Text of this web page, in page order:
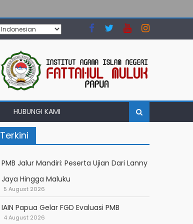
HUBUNGI KAMI
Terkini
PMB Jalur Mandiri: Peserta Ujian Dari Lanny
Jaya Hingga Maluku
5 August 2026
IAIN Papua Gelar FGD Evaluasi PMB
4 August 2026